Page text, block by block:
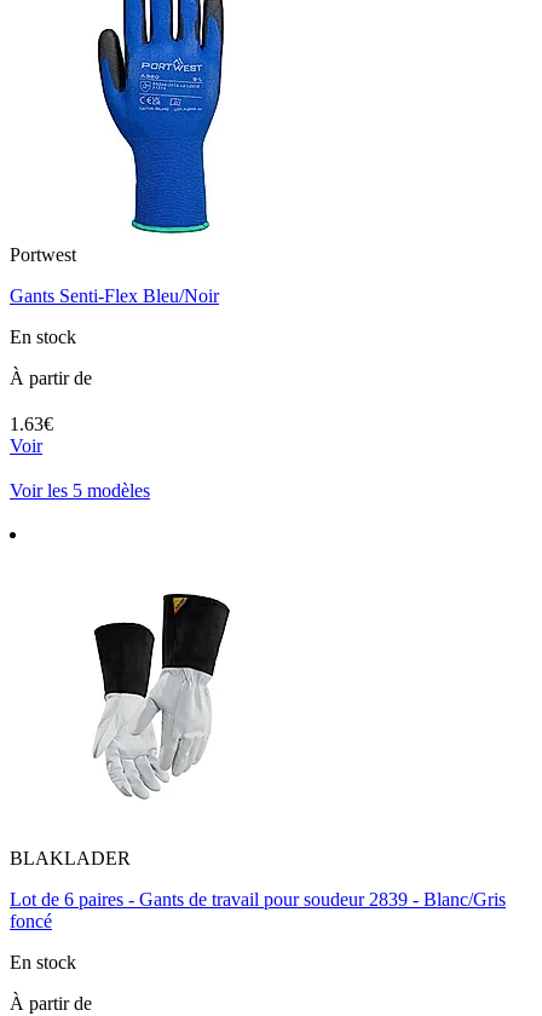
Portwest
Gants Senti-Flex Bleu/Noir
En stock
À partir de
1.63€
Voir
Voir les 5 modèles
BLAKLADER
Lot de 6 paires - Gants de travail pour soudeur 2839 - Blanc/Gris
foncé
En stock
À partir de